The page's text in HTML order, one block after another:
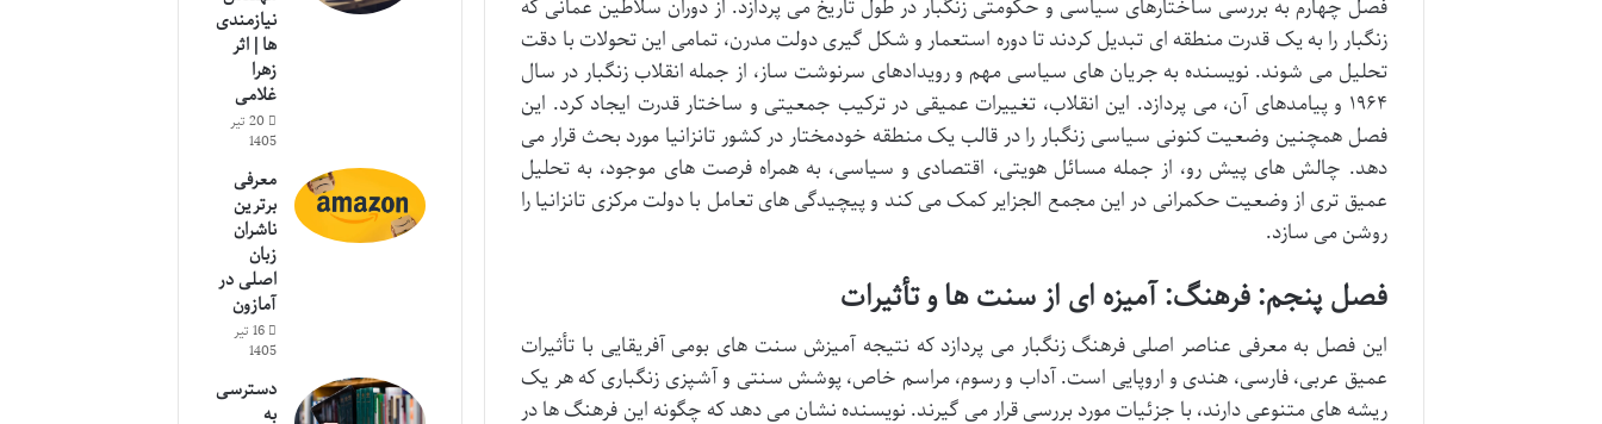
فصل چهارم به بررسی ساختارهای سیاسی و حکومتی زنگبار در طول تاریخ می پردازد. از دوران سلاطین عمانی که
زنگبار را به یک قدرت منطقه ای تبدیل کردند تا دوره استعمار و شکل گیری دولت مدرن، تمامی این تحولات با دقت
تحلیل می شوند. نویسنده به جریان های سیاسی مهم و رویدادهای سرنوشت ساز، از جمله انقلاب زنگبار در سال
۱۹۶۴ و پیامدهای آن، می پردازد. این انقلاب، تغییرات عمیقی در ترکیب جمعیتی و ساختار قدرت ایجاد کرد. این
فصل همچنین وضعیت کنونی سیاسی زنگبار را در قالب یک منطقه خودمختار در کشور تانزانیا مورد بحث قرار می
دهد. چالش های پیش رو، از جمله مسائل هویتی، اقتصادی و سیاسی، به همراه فرصت های موجود، به تحلیل
عمیق تری از وضعیت حکمرانی در این مجمع الجزایر کمک می کند و پیچیدگی های تعامل با دولت مرکزی تانزانیا را
روشن می سازد.
فصل پنجم: فرهنگ: آمیزه ای از سنت ها و تأثیرات
این فصل به معرفی عناصر اصلی فرهنگ زنگبار می پردازد که نتیجه آمیزش سنت های بومی آفریقایی با تأثیرات
عمیق عربی، فارسی، هندی و اروپایی است. آداب و رسوم، مراسم خاص، پوشش سنتی و آشپزی زنگباری که هر یک
ریشه های متنوعی دارند، با جزئیات مورد بررسی قرار می گیرند. نویسنده نشان می دهد که چگونه این فرهنگ ها در
نیازمندی
ها | اثر
زهرا
غلامی
20 تیر
1405
معرفی
برترین
ناشران
زبان
اصلی در
آمازون
16 تیر
1405
دسترسی
به